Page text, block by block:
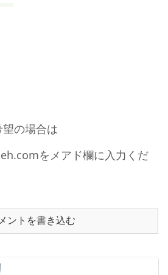
望の場合は
をメアド欄に入力くだ
ントを書き込む